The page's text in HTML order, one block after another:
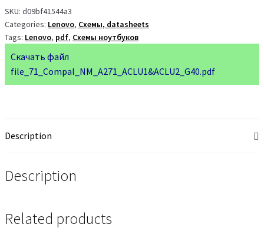
SKU: d09bf41544a3
Categories: Lenovo, Схемы, datasheets
Tags: Lenovo, pdf, Схемы ноутбуков
Скачать файл
file_71_Compal_NM_A271_ACLU1&ACLU2_G40.pdf
Description
Description
Related products